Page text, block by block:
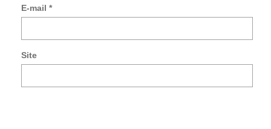
E-mail *
Site